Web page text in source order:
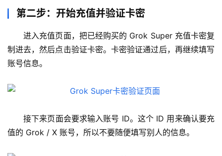
第二步：开始充值并验证卡密
进入充值页面，把已经购买的 Grok Super 充值卡密复
制进去，然后点击验证卡密。卡密验证通过后，再继续填写
账号信息。
接下来页面会要求输入账号 ID。这个 ID 用来确认要充
值的 Grok / X 账号，所以不要随便填写别人的信息。